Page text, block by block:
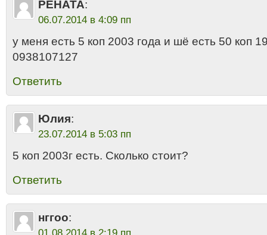
РЕНАТА:
06.07.2014 в 4:09 пп
у меня есть 5 коп 2003 года и шё есть 50 коп
0938107127
Ответить
Юлия:
23.07.2014 в 5:03 пп
5 коп 2003г есть. Сколько стоит?
Ответить
нггоо: